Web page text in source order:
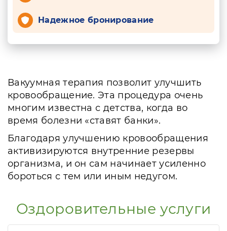
Надежное бронирование
Вакуумная терапия позволит улучшить
кровообращение. Эта процедура очень
многим известна с детства, когда во
время болезни «ставят банки».
Благодаря улучшению кровообращения
активизируются внутренние резервы
организма, и он сам начинает усиленно
бороться с тем или иным недугом.
Оздоровительные услуги